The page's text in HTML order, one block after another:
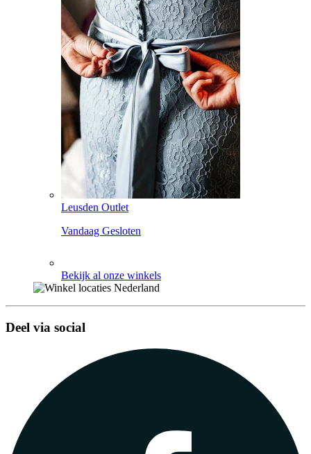
Leusden Outlet
Vandaag Gesloten
Bekijk al onze winkels
Deel via social